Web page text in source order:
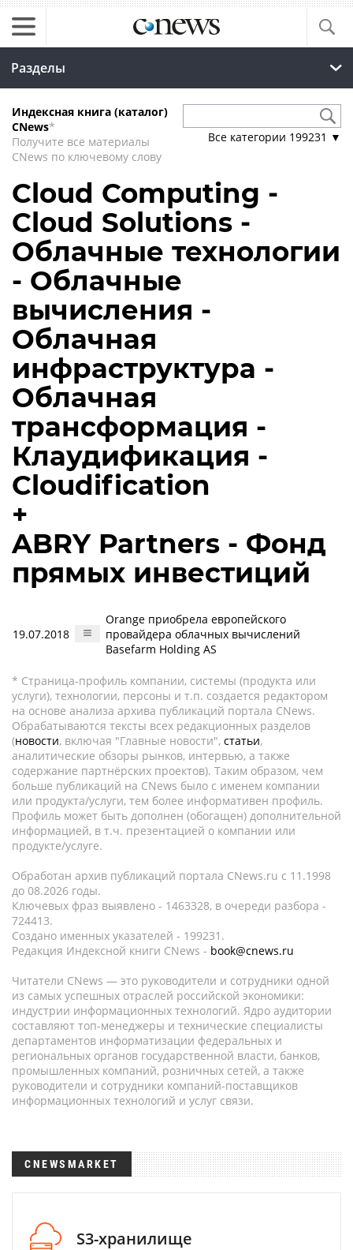
Разделы
Индексная книга (каталог)
CNews*
Получите все материалы
CNews по ключевому слову
Все категории 199231 ▼
Cloud Computing -
Cloud Solutions -
Облачные технологии
- Облачные
вычисления -
Облачная
инфраструктура -
Облачная
трансформация -
Клаудификация -
Cloudification
+
ABRY Partners - Фонд
прямых инвестиций
19.07.2018
Orange приобрела европейского
провайдера облачных вычислений
Basefarm Holding AS
* Страница-профиль компании, системы (продукта или
услуги), технологии, персоны и т.п. создается редактором
на основе анализа архива публикаций портала CNews.
Обрабатываются тексты всех редакционных разделов
(новости, включая "Главные новости", статьи,
аналитические обзоры рынков, интервью, а также
содержание партнёрских проектов). Таким образом, чем
больше публикаций на CNews было с именем компании
или продукта/услуги, тем более информативен профиль.
Профиль может быть дополнен (обогащен) дополнительной
информацией, в т.ч. презентацией о компании или
продукте/услуге.
Обработан архив публикаций портала CNews.ru c 11.1998
до 08.2026 годы.
Ключевых фраз выявлено - 1463328, в очереди разбора -
724413.
Создано именных указателей - 199231.
Редакция Индексной книги CNews - book@cnews.ru
Читатели CNews — это руководители и сотрудники одной
из самых успешных отраслей российской экономики:
индустрии информационных технологий. Ядро аудитории
составляют топ-менеджеры и технические специалисты
департаментов информатизации федеральных и
региональных органов государственной власти, банков,
промышленных компаний, розничных сетей, а также
руководители и сотрудники компаний-поставщиков
информационных технологий и услуг связи.
CNEWSMARKET
S3-хранилище